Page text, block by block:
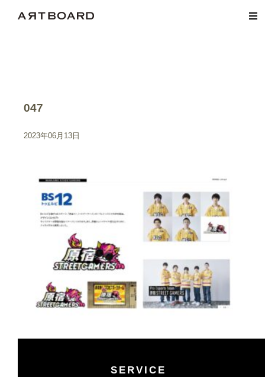
047
2023年06月13日
SERVICE